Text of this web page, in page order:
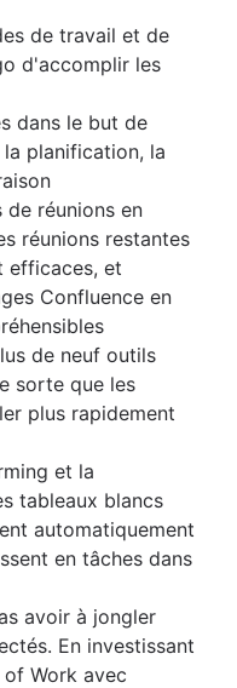
de travail et de
d'accomplir les
dans le but de
planification, la
de réunions en
réunions restantes
efficaces, et
Confluence en
de neuf outils
sorte que les
plus rapidement
et la
tableaux blancs
automatiquement
en tâches dans
avoir à jongler
En investissant
Work avec